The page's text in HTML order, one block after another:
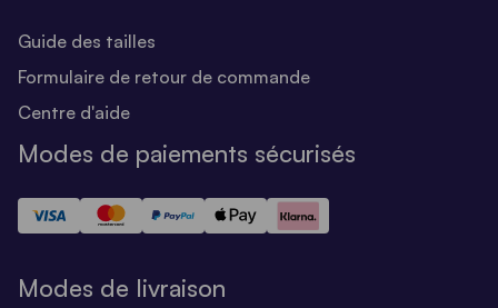
Guide des tailles
Formulaire de retour de commande
Centre d'aide
Modes de paiements sécurisés
Modes de livraison